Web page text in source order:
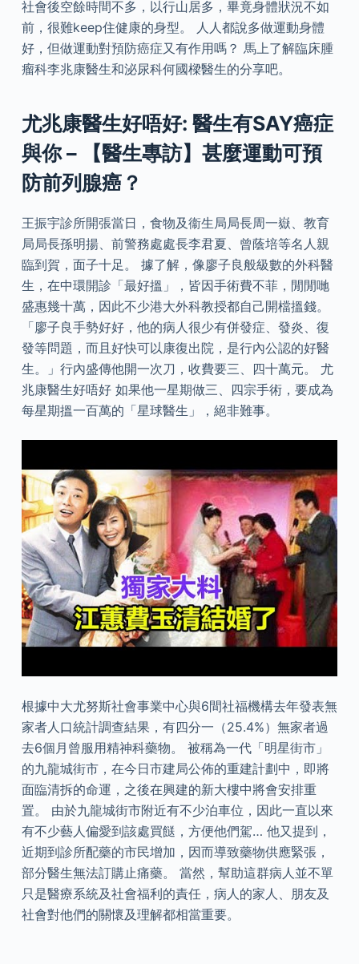
社會後空餘時間不多，以行山居多，畢竟身體狀況不如
前，很難keep住健康的身型。 人人都說多做運動身體
好，但做運動對預防癌症又有作用嗎？ 馬上了解臨床腫
瘤科李兆康醫生和泌尿科何國樑醫生的分享吧。
尤兆康醫生好唔好: 醫生有SAY癌症
與你 – 【醫生專訪】甚麼運動可預
防前列腺癌？
王振宇診所開張當日，食物及衞生局局長周一嶽、教育
局局長孫明揚、前警務處處長李君夏、曾蔭培等名人親
臨到賀，面子十足。 據了解，像廖子良般級數的外科醫
生，在中環開診「最好搵」，皆因手術費不菲，閒閒哋
盛惠幾十萬，因此不少港大外科教授都自己開檔搵錢。
「廖子良手勢好好，他的病人很少有併發症、發炎、復
發等問題，而且好快可以康復出院，是行內公認的好醫
生。」行內盛傳他開一次刀，收費要三、四十萬元。 尤
兆康醫生好唔好 如果他一星期做三、四宗手術，要成為
每星期搵一百萬的「星球醫生」，絕非難事。
根據中大尤努斯社會事業中心與6間社福機構去年發表無
家者人口統計調查結果，有四分一（25.4%）無家者過
去6個月曾服用精神科藥物。 被稱為一代「明星街市」
的九龍城街市，在今日市建局公佈的重建計劃中，即將
面臨清拆的命運，之後在興建的新大樓中將會安排重
置。 由於九龍城街市附近有不少泊車位，因此一直以來
有不少藝人偏愛到該處買餸，方便他們駕… 他又提到，
近期到診所配藥的市民增加，因而導致藥物供應緊張，
部分醫生無法訂購止痛藥。 當然，幫助這群病人並不單
只是醫療系統及社會福利的責任，病人的家人、朋友及
社會對他們的關懷及理解都相當重要。